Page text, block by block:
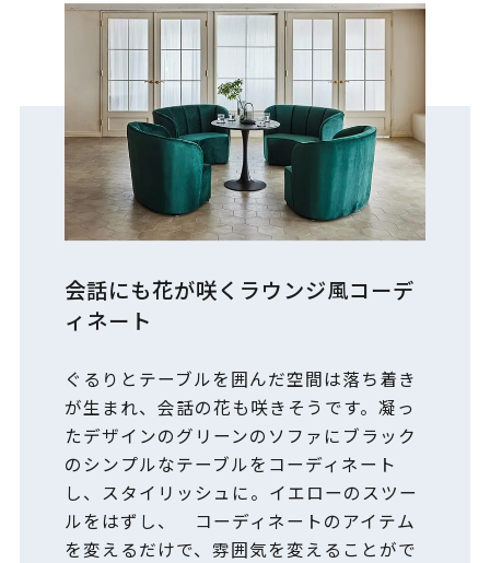
会話にも花が咲くラウンジ風コーデ
ィネート
ぐるりとテーブルを囲んだ空間は落ち着き
が生まれ、会話の花も咲きそうです。凝っ
たデザインのグリーンのソファにブラック
のシンプルなテーブルをコーディネート
し、スタイリッシュに。イエローのスツー
ルをはずし、 コーディネートのアイテム
を変えるだけで、雰囲気を変えることがで